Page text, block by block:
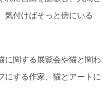
気付けばそっと傍にいる
に関する展覧会や猫と関わ
にする作家、猫とアートに